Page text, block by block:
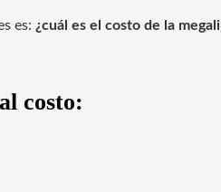
es: ¿cuál es el costo de la
costo: